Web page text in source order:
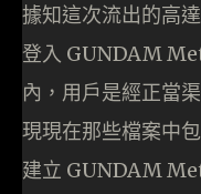
據知這次流出的高
登入 GUNDAM
內，用戶是經正當
現現在那些檔案中
建立 GUNDAM